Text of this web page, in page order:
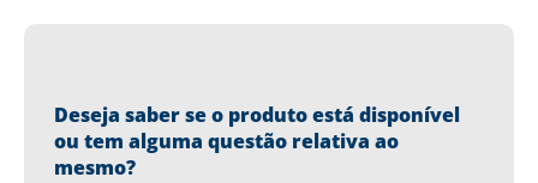
Deseja saber se o produto está disponível
ou tem alguma questão relativa ao
mesmo?